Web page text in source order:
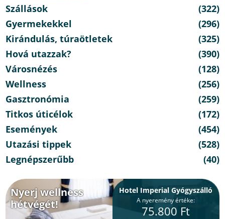
Szállások
(322)
Gyermekekkel
(296)
Kirándulás, túraötletek
(325)
Hová utazzak?
(390)
Városnézés
(128)
Wellness
(256)
Gasztronómia
(259)
Titkos úticélok
(172)
Események
(454)
Utazási tippek
(528)
Legnépszerűbb
(40)
Nyerj wellness
hétvégét!
Hotel Imperial Gyógyszálló
A nyeremény értéke:
75.800 Ft